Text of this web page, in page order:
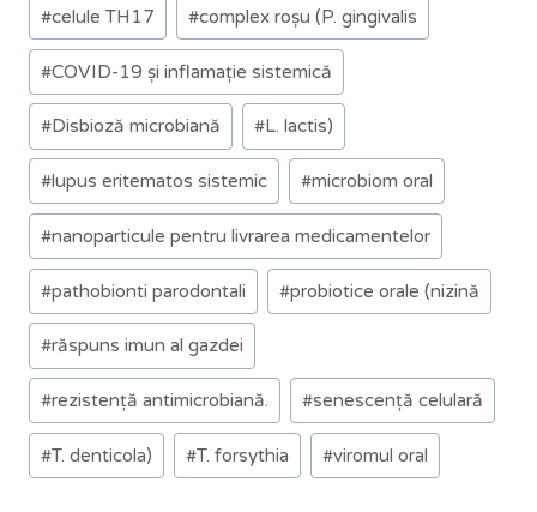
#celule TH17 #complex roșu (P. gingivalis
#COVID-19 și inflamație sistemică
#Disbioză microbiană #L. lactis)
#lupus eritematos sistemic #microbiom oral
#nanoparticule pentru livrarea medicamentelor
#pathobionti parodontali #probiotice orale (nizină
#răspuns imun al gazdei
#rezistență antimicrobiană. #senescență celulară
#T. denticola) #T. forsythia #viromul oral